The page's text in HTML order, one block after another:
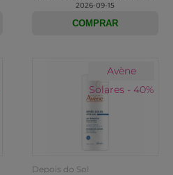
2026-09-15
COMPRAR
Avène
Solares - 40%
Depois do Sol